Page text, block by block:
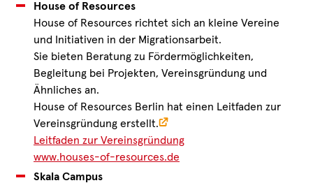
House of Resources
House of Resources richtet sich an kleine Vereine
und Initiativen in der Migrationsarbeit.
Sie bieten Beratung zu Fördermöglichkeiten,
Begleitung bei Projekten, Vereinsgründung und
Ähnliches an.
House of Resources Berlin hat einen Leitfaden zur
Vereinsgründung erstellt.
Leitfaden zur Vereinsgründung
www.houses-of-resources.de
Skala Campus